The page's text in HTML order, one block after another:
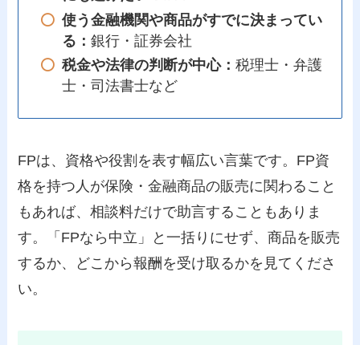
使う金融機関や商品がすでに決まってい
る：銀行・証券会社
税金や法律の判断が中心：税理士・弁護
士・司法書士など
FPは、資格や役割を表す幅広い言葉です。FP資
格を持つ人が保険・金融商品の販売に関わること
もあれば、相談料だけで助言することもありま
す。「FPなら中立」と一括りにせず、商品を販売
するか、どこから報酬を受け取るかを見てくださ
い。